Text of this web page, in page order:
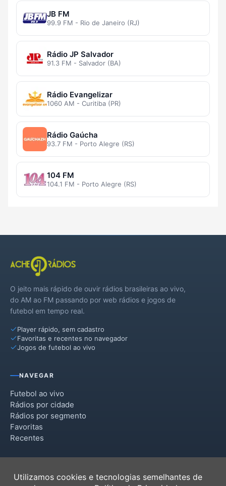
JB FM
99.9 FM - Rio de Janeiro (RJ)
Rádio JP Salvador
91.3 FM - Salvador (BA)
Rádio Evangelizar
1060 AM - Curitiba (PR)
Rádio Gaúcha
93.7 FM - Porto Alegre (RS)
104 FM
104.1 FM - Porto Alegre (RS)
O jeito mais rápido de ouvir rádios brasileiras ao vivo,
do AM ao FM passando por web rádios e jogos de
futebol em tempo real.
Player rápido, sem cadastro
Favoritas e recentes no navegador
Jogos de futebol ao vivo
NAVEGAR
Futebol ao vivo
Rádios por cidade
Rádios por segmento
Favoritas
Recentes
Utilizamos cookies e tecnologias semelhantes de